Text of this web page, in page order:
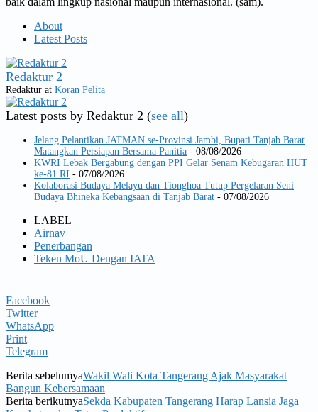
About
Latest Posts
Redaktur 2
Redaktur at Koran Pelita
Latest posts by Redaktur 2 (see all)
Jelang Pelantikan JATMAN se-Provinsi Jambi, Bupati Tanjab Barat
Matangkan Persiapan Bersama Panitia - 08/08/2026
KWRI Lebak Bergabung dengan PPI Gelar Senam Kebugaran HUT
ke-81 RI - 07/08/2026
Kolaborasi Budaya Melayu dan Tionghoa Tutup Pergelaran Seni
Budaya Bhineka Kebangsaan di Tanjab Barat - 07/08/2026
LABEL
Airnav
Penerbangan
Teken MoU Dengan IATA
Facebook
Twitter
WhatsApp
Print
Telegram
Berita sebelumyaWakil Wali Kota Tangerang Ajak Masyarakat
Bangun Kebersamaan
Berita berikutnyaSekda Kabupaten Tangerang Harap Lansia Jaga